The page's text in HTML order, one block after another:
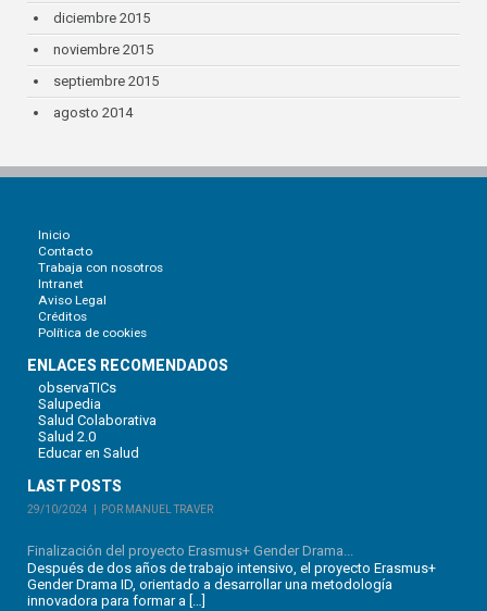
diciembre 2015
noviembre 2015
septiembre 2015
agosto 2014
Inicio
Contacto
Trabaja con nosotros
Intranet
Aviso Legal
Créditos
Política de cookies
ENLACES RECOMENDADOS
observaTICs
Salupedia
Salud Colaborativa
Salud 2.0
Educar en Salud
LAST POSTS
29/10/2024 POR MANUEL TRAVER
Finalización del proyecto Erasmus+ Gender Drama...
Después de dos años de trabajo intensivo, el proyecto Erasmus+
Gender Drama ID, orientado a desarrollar una metodología
innovadora para formar a […]